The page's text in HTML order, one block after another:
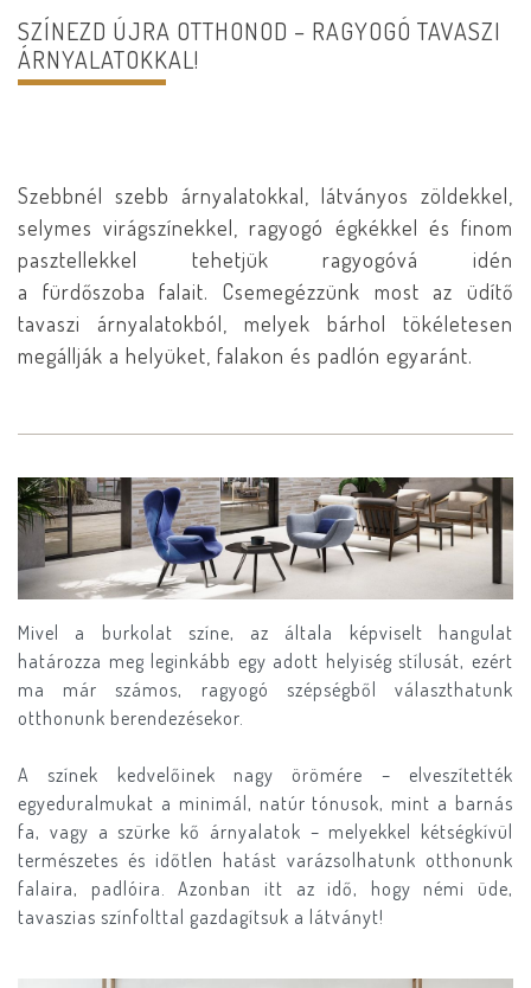
SZÍNEZD ÚJRA OTTHONOD – RAGYOGÓ TAVASZI
ÁRNYALATOKKAL!
Szebbnél szebb árnyalatokkal, látványos zöldekkel,
selymes virágszínekkel, ragyogó égkékkel és finom
pasztellekkel tehetjük ragyogóvá idén
a fürdőszoba falait. Csemegézzünk most az üdítő
tavaszi árnyalatokból, melyek bárhol tökéletesen
megállják a helyüket, falakon és padlón egyaránt.
Mivel a burkolat színe, az általa képviselt hangulat
határozza meg leginkább egy adott helyiség stílusát, ezért
ma már számos, ragyogó szépségből választhatunk
otthonunk berendezésekor.
A színek kedvelőinek nagy örömére – elveszítették
egyeduralmukat a minimál, natúr tónusok, mint a barnás
fa, vagy a szürke kő árnyalatok – melyekkel kétségkívül
természetes és időtlen hatást varázsolhatunk otthonunk
falaira, padlóira. Azonban itt az idő, hogy némi üde,
tavaszias színfolttal gazdagítsuk a látványt!